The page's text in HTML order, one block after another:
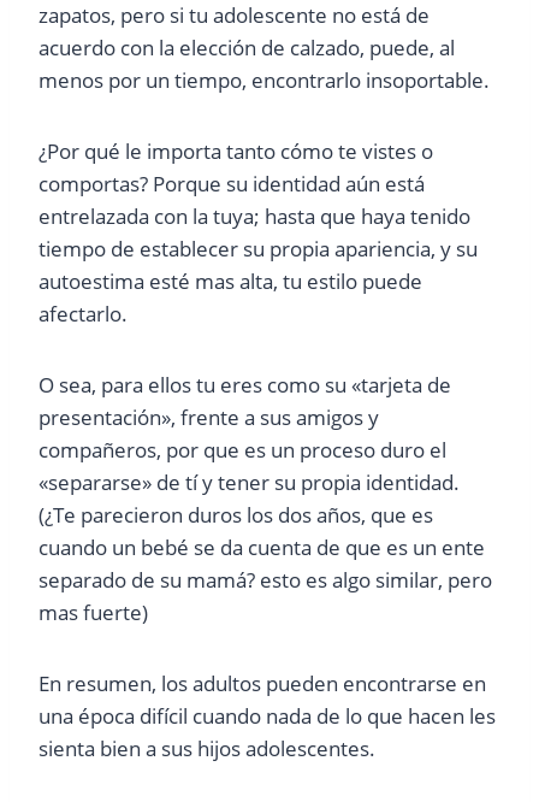
zapatos, pero si tu adolescente no está de
acuerdo con la elección de calzado, puede, al
menos por un tiempo, encontrarlo insoportable.
¿Por qué le importa tanto cómo te vistes o
comportas? Porque su identidad aún está
entrelazada con la tuya; hasta que haya tenido
tiempo de establecer su propia apariencia, y su
autoestima esté mas alta, tu estilo puede
afectarlo.
O sea, para ellos tu eres como su «tarjeta de
presentación», frente a sus amigos y
compañeros, por que es un proceso duro el
«separarse» de tí y tener su propia identidad.
(¿Te parecieron duros los dos años, que es
cuando un bebé se da cuenta de que es un ente
separado de su mamá? esto es algo similar, pero
mas fuerte)
En resumen, los adultos pueden encontrarse en
una época difícil cuando nada de lo que hacen les
sienta bien a sus hijos adolescentes.